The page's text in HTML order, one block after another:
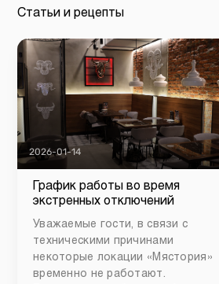
Статьи и рецепты
2026-01-14
График работы во время
экстренных отключений
Уважаемые гости, в связи с
техническими причинами
некоторые локации «Мястория»
временно не работают.